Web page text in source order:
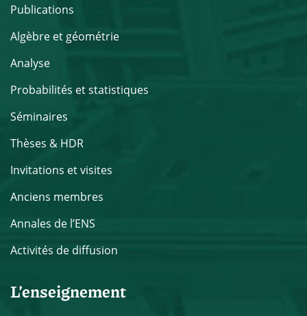
Publications
Algèbre et géométrie
Analyse
Probabilités et statistiques
Séminaires
Thèses & HDR
Invitations et visites
Anciens membres
Annales de l’ENS
Activités de diffusion
L’enseignement